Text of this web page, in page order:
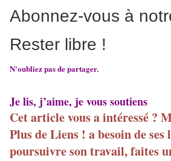
Abonnez-vous à
Rester libre !
N'oubliez pas de partager.
Je lis, j’aime, je vous soutiens
Cet article vous a intéressé ?
Plus de Liens ! a besoin de
poursuivre son travail, faites